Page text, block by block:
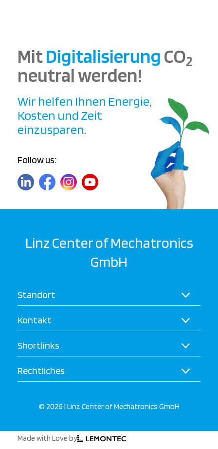
MitDigitalisierungCO2
neutral werden!
Wir helfen Ihnen Energie,
Kosten und Zeit
einzusparen.
Follow us:
Linz Center of Mechatronics
GmbH
Standort
Kontakt
Shortlinks
Rechtliches
© 2026 | Linz Center of Mechatronics GmbH
Made with Love by